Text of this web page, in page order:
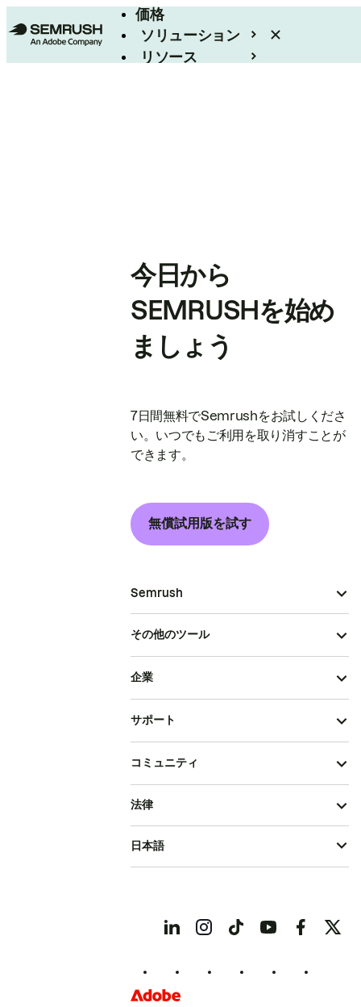
価格
ソリューション
リソース
今日から
SEMRUSHを始め
ましょう
7日間無料でSemrushをお試しくださ
い。いつでもご利用を取り消すことが
できます。
無償試用版を試す
Semrush
その他のツール
企業
サポート
コミュニティ
法律
日本語